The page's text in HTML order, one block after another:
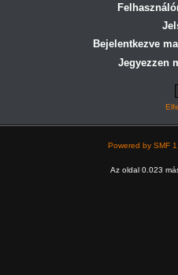
Bejelentkezve
Jegyezzen
Powered by SMF
Az oldal 0.023